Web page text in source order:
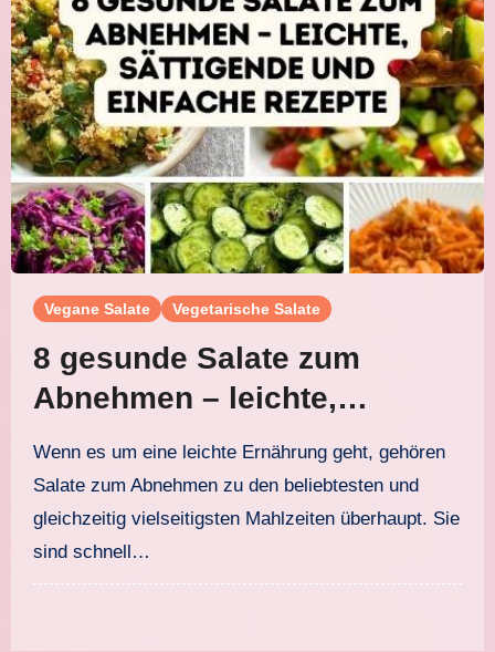
Vegane Salate Vegetarische Salate
8 gesunde Salate zum
Abnehmen – leichte,
sättigende und einfache
Rezepte
Wenn es um eine leichte Ernährung geht, gehören
Salate zum Abnehmen zu den beliebtesten und
gleichzeitig vielseitigsten Mahlzeiten überhaupt. Sie
sind schnell…